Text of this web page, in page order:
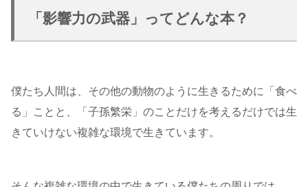
「影響力の武器」ってどんな本？
僕たち人間は、その他の動物のように生きるために「食べ
る」ことと、「子孫繁栄」のことだけを考えるだけでは生
きていけない複雑な環境で生きています。